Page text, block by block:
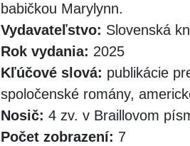
babičkou Marylynn.
Vydavateľstvo: Slovenská
Rok vydania: 2025
Kľúčové slová: publikácie
spoločenské romány,
Nosič: 4 zv. v Braillovom
Počet zobrazení: 7